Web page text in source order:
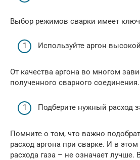
Выбор режимов сварки имеет
Используйте аргон
От качества аргона во многом
полученного сварного соединения.
Подберите нужный расход
Помните о том, что важно
расход аргона при сварке. И в
расхода газа – не означает лучше.